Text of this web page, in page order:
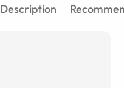
Description